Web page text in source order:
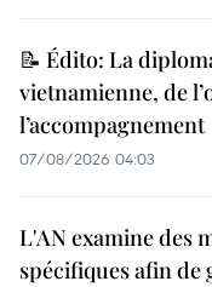
📝 Édito: La
vietnamienne, de
l’accompagnement
07/08/2026 04:03
L'AN examine des
spécifiques afin de